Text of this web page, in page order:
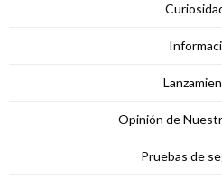
Opinión de
Pruebas de